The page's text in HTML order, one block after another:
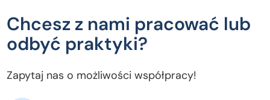
Chcesz z nami pracować lub
odbyć praktyki?
Zapytaj nas o możliwości współpracy!